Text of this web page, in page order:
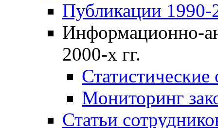
Публикации 1990-
Информационно-
2000-х гг.
Мониторинг
Статьи